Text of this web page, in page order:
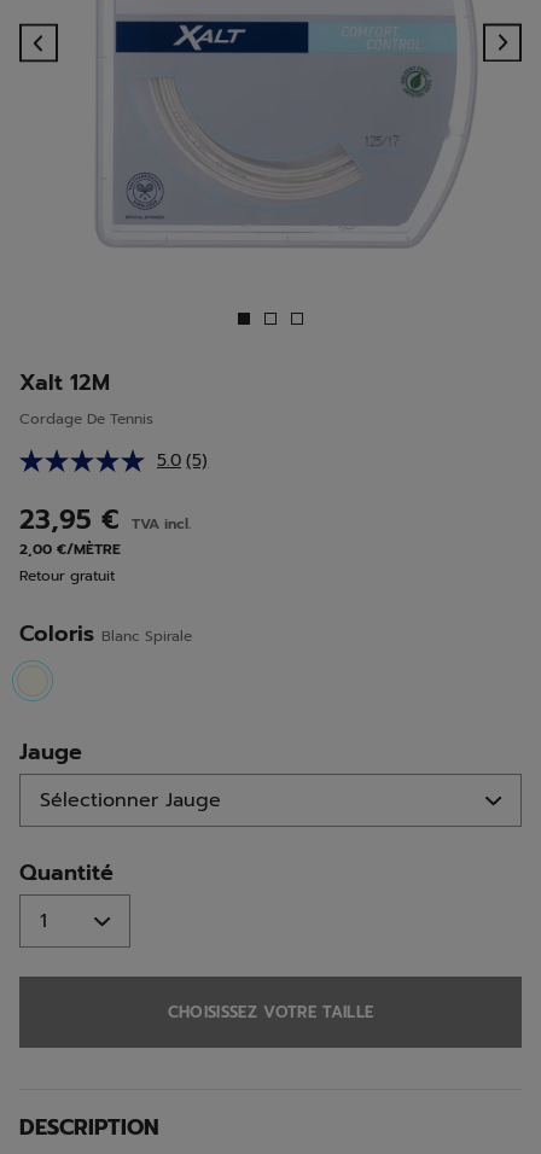
Xalt 12M
Cordage De Tennis
5.0 Lire
Lien
(5)
23,95 €
TVA incl.
2,00 €/MÈTRE
Retour gratuit
Coloris Blanc Spirale
selected
Jauge
Quantité
CHOISISSEZ VOTRE TAILLE
DESCRIPTION